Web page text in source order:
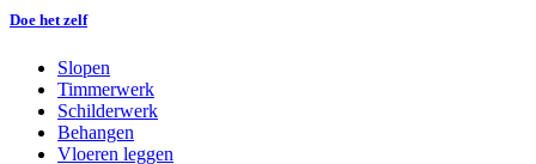
Doe het zelf
Slopen
Timmerwerk
Schilderwerk
Behangen
Vloeren leggen